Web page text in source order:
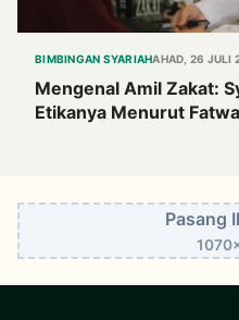
BIMBINGAN SYARIAHAHAD, 26 JULI
Mengenal Amil Zakat:
Etikanya Menurut
Pasang